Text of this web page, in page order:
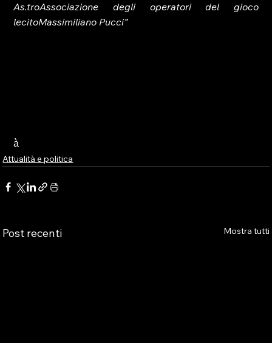
As.troAssociazione degli operatori del gioco
lecitoMassimiliano Pucci”
à̀
Attualità e politica
Post recenti Mostra tutti